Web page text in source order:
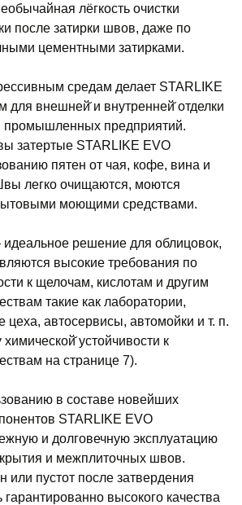
лёгкость очистки
после затирки швов, даже по
цементными затирками.
средам делает STARLIKE
для внешней̆ и внутренней̆ отделки
промышленных предприятий.
затертые STARLIKE EVO
пятен от чая, кофе, вина и
легко очищаются, моются
моющими средствами.
решение для облицовок,
высокие требования по
к щелочам, кислотам и другим
такие как лаборатории,
цеха, автосервисы, автомойки и т. п.
устойчивости к
на странице 7).
в составе новейших
STARLIKE EVO
и долговечную эксплуатацию
и межплиточных швов.
или пустот после затвердения
гарантированно высокого качества